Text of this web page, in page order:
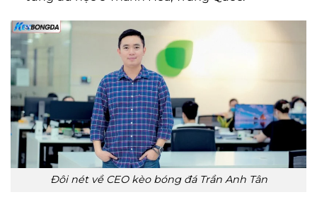
Đôi nét về CEO kèo bóng đá Trần Anh Tân